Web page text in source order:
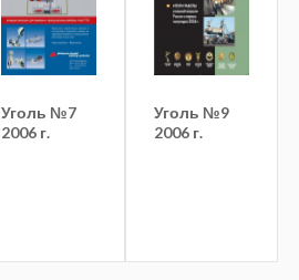
Уголь №7
2006 г.
Уголь №9
2006 г.